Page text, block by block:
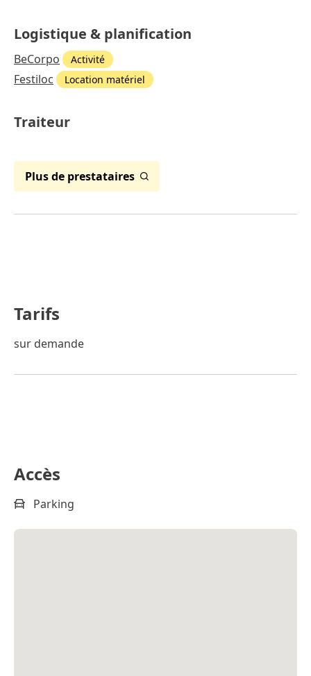
Logistique & planification
BeCorpo Activité
Festiloc Location matériel
Traiteur
Plus de prestataires
Tarifs
sur demande
Accès
Parking